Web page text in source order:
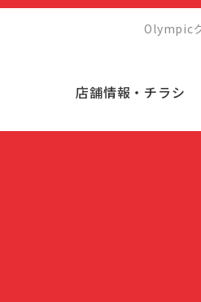
Olympic
店舗情報・チラシ